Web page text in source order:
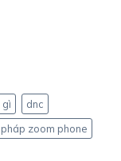
gì
dnc
zoom phone